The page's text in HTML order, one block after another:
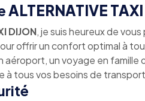
ALTERNATIVE
DIJON, je suis heureux de
offrir un confort optimal à
aéroport, un voyage en
à tous vos besoins de